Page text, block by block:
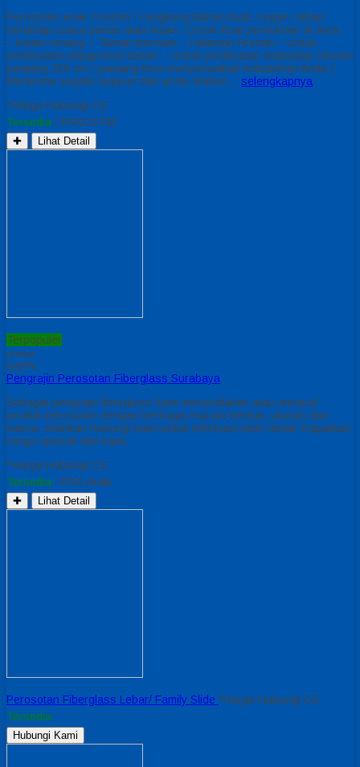
Perosotan anak Costom / Lengkong Bahan kuat, ringan, tahan
terhadap cuaca panas atau hujan. Cocok Buat permainan di area :
– kolam renang – Taman bermain – Halaman Rumah – Untuk
pembuatan playground taman – Untuk pembuatan waterplay Ukuran
panjang 250 cm ( panjang bisa menyesuaikan kebutuhan Anda )
Menerima segala request dari anda. Bahan… selengkapnya
*Harga Hubungi CS
Tersedia / PRSCSTM
✚ Lihat Detail
Terpopuler
Diskon
nan%
Pengrajin Perosotan Fiberglass Surabaya
Sebagai pengrajin fiberglass kami menyediakan atau menjual
produk perosotan dengan berbagai macam bentuk, ukuran dan
warna. silahkan hubungi kami untuk informasi lebih detail. Dapatkan
harga spesial dari kami.
*Harga Hubungi CS
Tersedia / PRS Anak
✚ Lihat Detail
Perosotan Fiberglass Lebar/ Family Slide *Harga Hubungi CS
Tersedia
Hubungi Kami